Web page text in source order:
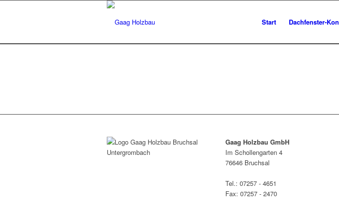
Start Dachfenster-
Gaag Holzbau GmbH
Im Schollengarten 4
76646 Bruchsal
Tel.: 07257 - 4651
Fax: 07257 - 2470